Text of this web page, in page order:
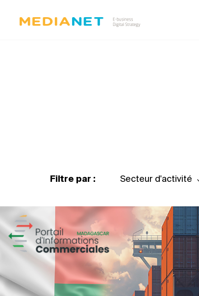
Filtre par : Secteur d'activité
Magic hôtels
Tourisme
Growth Marketing
Marketing Digital & Com 360°
Plateformes digitales